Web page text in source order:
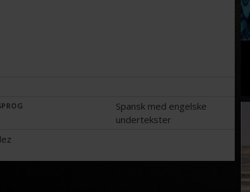
Spansk med engelske
undertekster